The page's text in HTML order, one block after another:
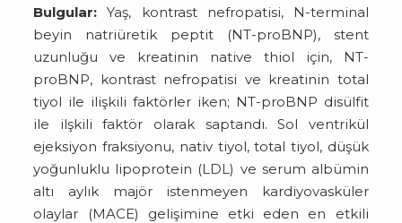
Bulgular: Yaş, kontrast nefropatisi, N-terminal
beyin natriüretik peptit (NT-proBNP), stent
uzunluğu ve kreatinin native thiol için, NT-
proBNP, kontrast nefropatisi ve kreatinin total
tiyol ile ilişkili faktörler iken; NT-proBNP disülfit
ile ilşkili faktör olarak saptandı. Sol ventrikül
ejeksiyon fraksiyonu, nativ tiyol, total tiyol, düşük
yoğunluklu lipoprotein (LDL) ve serum albümin
altı aylık majör istenmeyen kardiyovasküler
olaylar (MACE) gelişimine etki eden en etkili